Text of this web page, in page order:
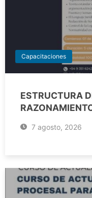
Capacitaciones
ESTRUCTURA
7 agosto, 2026